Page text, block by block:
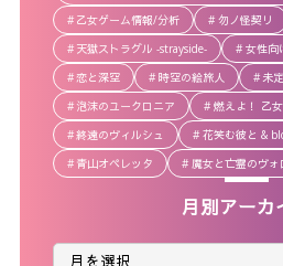
乙女ゲーム情報/分析
勿ノ怪契リ
天獄ストラグル -strayside-
女性向
恋と深空
時空の絵旅人
未
泡沫のユークロニア
燃えよ！ 乙
終遠のヴィルシュ
花笑む彼と &
青山オペレッタ
魔女と亡霊のヴォ
月別アーカ
月